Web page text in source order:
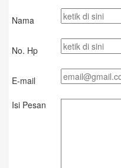
Nama
No. Hp
E-mail
Isi Pesan